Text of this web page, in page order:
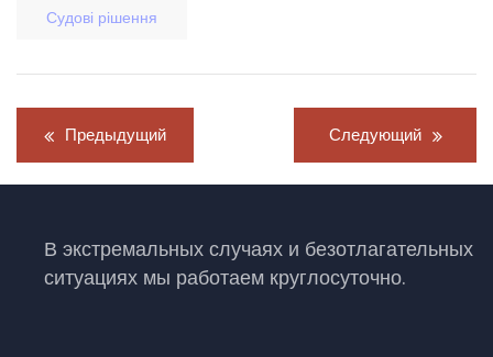
Судові рішення
Навигация
по
Предыдущий Следующий
В экстремальных случаях и безотлагательных
ситуациях мы работаем круглосуточно.